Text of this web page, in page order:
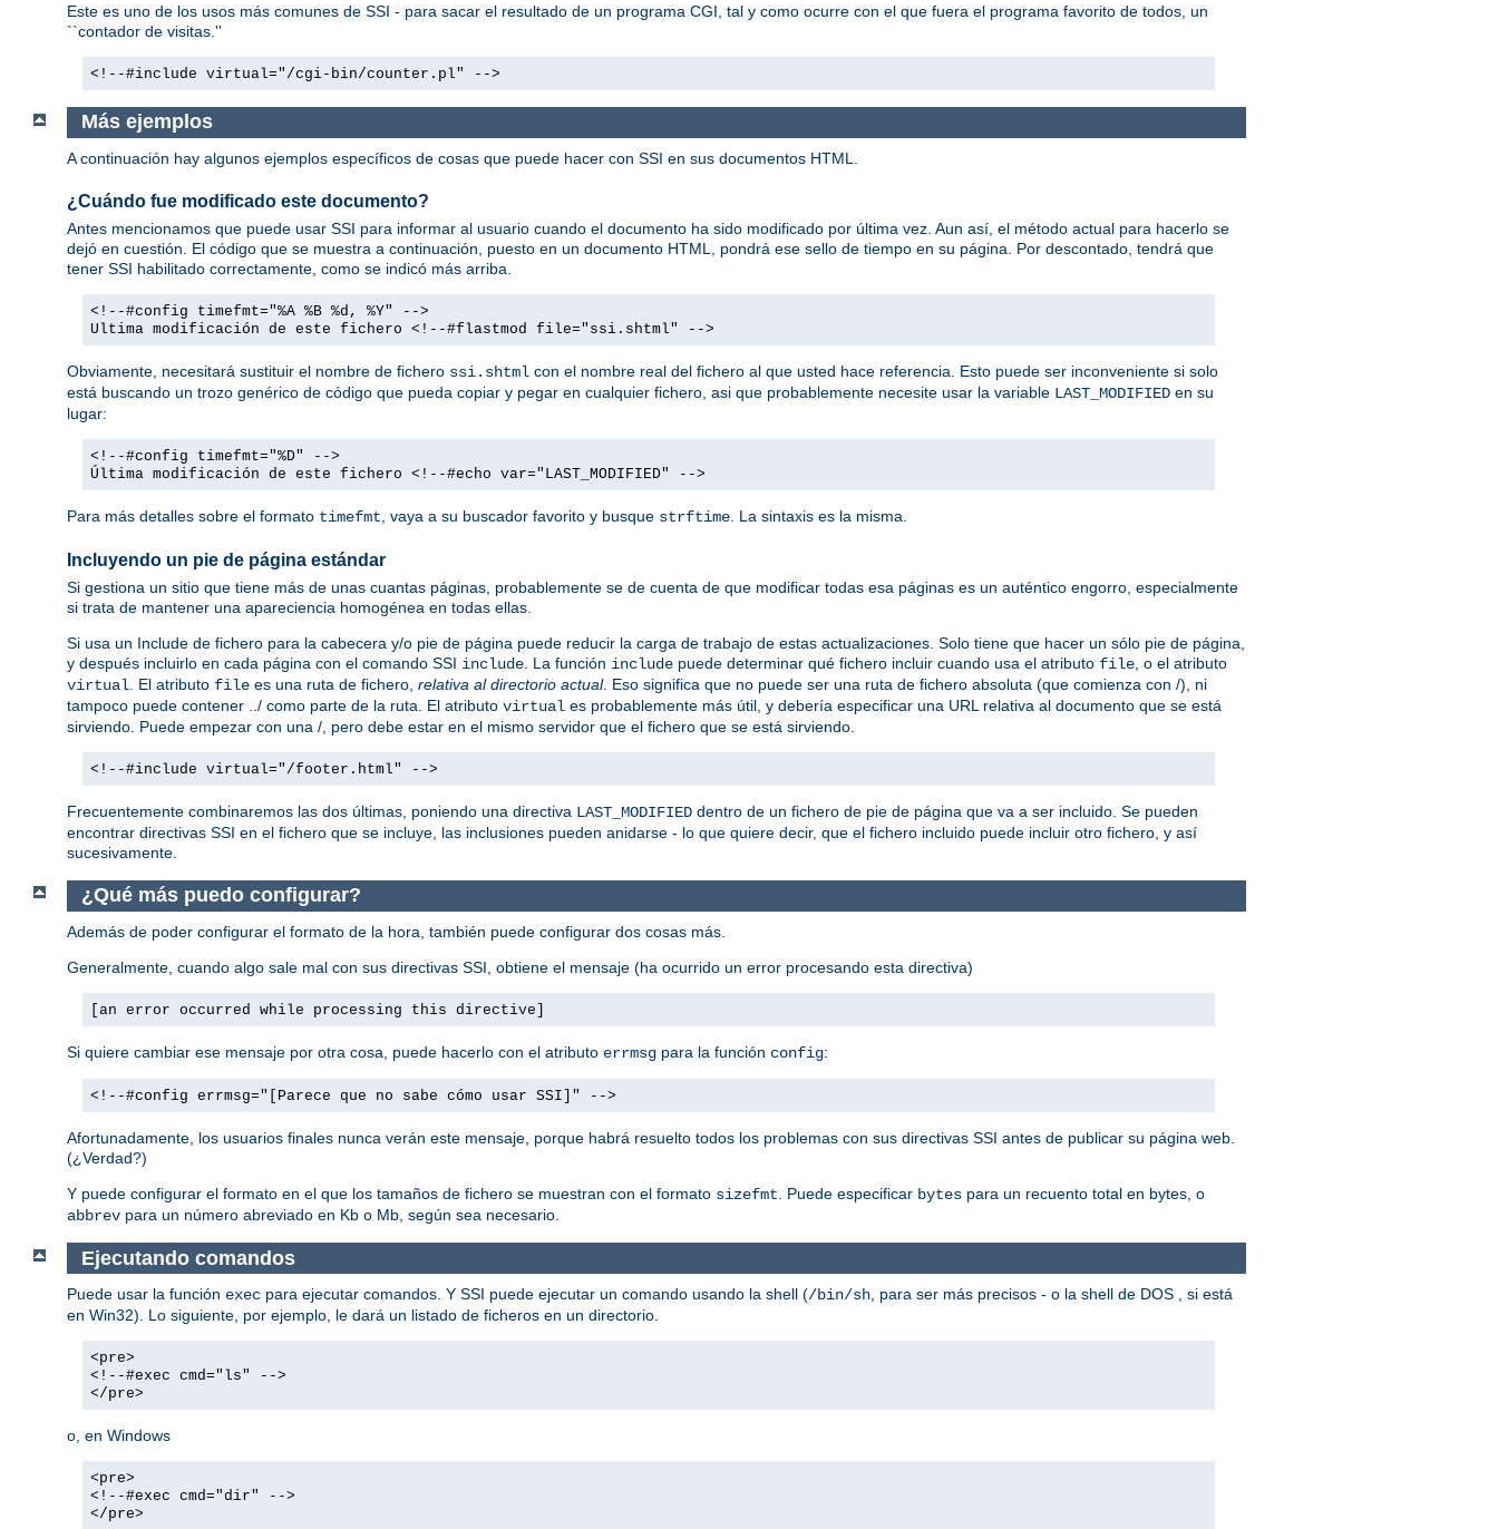
Este es uno de los usos más comunes de SSI - para sacar el resultado de un programa CGI, tal y como ocurre con el que fuera el programa favorito de todos, un
``contador de visitas.''
<!--#include virtual="/cgi-bin/counter.pl" -->
Más ejemplos
A continuación hay algunos ejemplos específicos de cosas que puede hacer con SSI en sus documentos HTML.
¿Cuándo fue modificado este documento?
Antes mencionamos que puede usar SSI para informar al usuario cuando el documento ha sido modificado por última vez. Aun así, el método actual para hacerlo se
dejó en cuestión. El código que se muestra a continuación, puesto en un documento HTML, pondrá ese sello de tiempo en su página. Por descontado, tendrá que
tener SSI habilitado correctamente, como se indicó más arriba.
<!--#config timefmt="%A %B %d, %Y" -->
Ultima modificación de este fichero <!--#flastmod file="ssi.shtml" -->
Obviamente, necesitará sustituir el nombre de fichero ssi.shtml con el nombre real del fichero al que usted hace referencia. Esto puede ser inconveniente si solo
está buscando un trozo genérico de código que pueda copiar y pegar en cualquier fichero, asi que probablemente necesite usar la variable LAST_MODIFIED en su
lugar:
<!--#config timefmt="%D" -->
Última modificación de este fichero <!--#echo var="LAST_MODIFIED" -->
Para más detalles sobre el formato timefmt , vaya a su buscador favorito y busque strftime . La sintaxis es la misma.
Incluyendo un pie de página estándar
Si gestiona un sitio que tiene más de unas cuantas páginas, probablemente se de cuenta de que modificar todas esa páginas es un auténtico engorro, especialmente
si trata de mantener una apareciencia homogénea en todas ellas.
Si usa un Include de fichero para la cabecera y/o pie de página puede reducir la carga de trabajo de estas actualizaciones. Solo tiene que hacer un sólo pie de página,
y después incluirlo en cada página con el comando SSI include. La función include puede determinar qué fichero incluir cuando usa el atributo file, o el atributo
virtual. El atributo file es una ruta de fichero, relativa al directorio actual. Eso significa que no puede ser una ruta de fichero absoluta (que comienza con /), ni
tampoco puede contener ../ como parte de la ruta. El atributo virtual es probablemente más útil, y debería especificar una URL relativa al documento que se está
sirviendo. Puede empezar con una /, pero debe estar en el mismo servidor que el fichero que se está sirviendo.
<!--#include virtual="/footer.html" -->
Frecuentemente combinaremos las dos últimas, poniendo una directiva LAST_MODIFIED dentro de un fichero de pie de página que va a ser incluido. Se pueden
encontrar directivas SSI en el fichero que se incluye, las inclusiones pueden anidarse - lo que quiere decir, que el fichero incluido puede incluir otro fichero, y así
sucesivamente.
¿Qué más puedo configurar?
Además de poder configurar el formato de la hora, también puede configurar dos cosas más.
Generalmente, cuando algo sale mal con sus directivas SSI, obtiene el mensaje (ha ocurrido un error procesando esta directiva)
[an error occurred while processing this directive]
Si quiere cambiar ese mensaje por otra cosa, puede hacerlo con el atributo errmsg para la función config:
<!--#config errmsg="[Parece que no sabe cómo usar SSI]" -->
Afortunadamente, los usuarios finales nunca verán este mensaje, porque habrá resuelto todos los problemas con sus directivas SSI antes de publicar su página web.
(¿Verdad?)
Y puede configurar el formato en el que los tamaños de fichero se muestran con el formato sizefmt . Puede especificar bytes para un recuento total en bytes, o
abbrev para un número abreviado en Kb o Mb, según sea necesario.
Ejecutando comandos
Puede usar la función exec para ejecutar comandos. Y SSI puede ejecutar un comando usando la shell (/bin/sh , para ser más precisos - o la shell de DOS , si está
en Win32). Lo siguiente, por ejemplo, le dará un listado de ficheros en un directorio.
<pre>
<!--#exec cmd="ls" -->
</pre>
o, en Windows
<pre>
<!--#exec cmd="dir" -->
</pre>